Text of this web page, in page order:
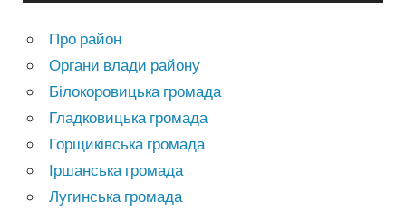
Про район
Органи влади району
Білокоровицька громада
Гладковицька громада
Горщиківська громада
Іршанська громада
Лугинська громада